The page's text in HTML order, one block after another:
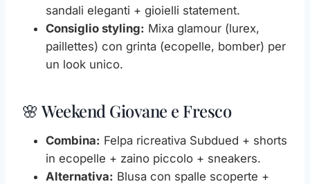
sandali eleganti + gioielli statement.
Consiglio styling: Mixa glamour (lurex,
paillettes) con grinta (ecopelle, bomber) per
un look unico.
🌸 Weekend Giovane e Fresco
Combina: Felpa ricreativa Subdued + shorts
in ecopelle + zaino piccolo + sneakers.
Alternativa: Blusa con spalle scoperte +